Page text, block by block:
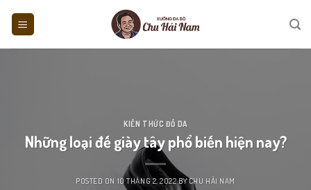
KIẾN THỨC ĐỒ DA
Những loại đế giày tây phổ biến hiện nay?
POSTED ON 10 THÁNG 2, 2022BYCHU HẢI NAM